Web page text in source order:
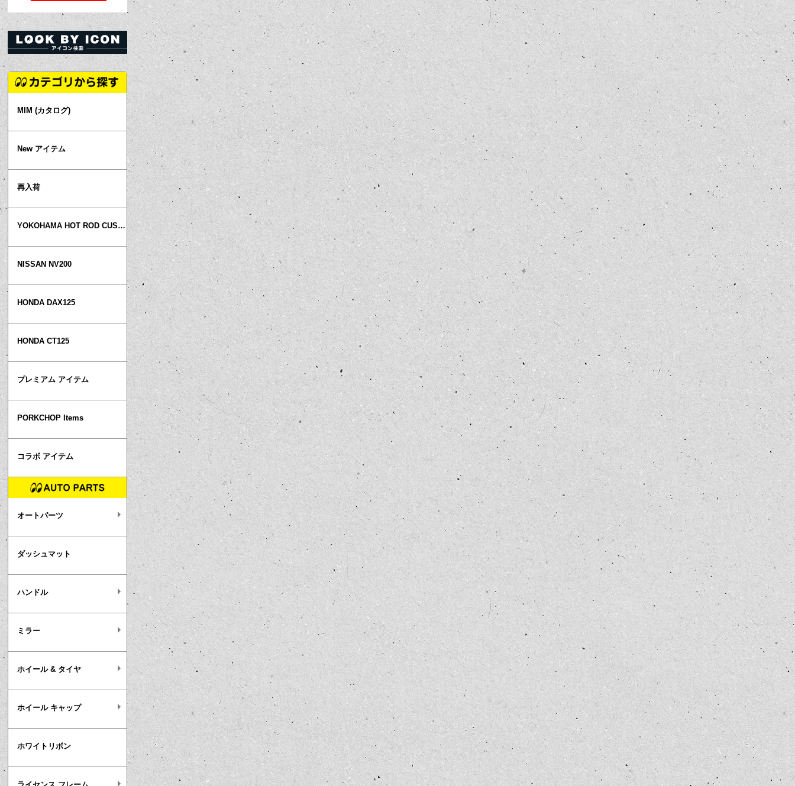
MIM (カタログ)
New アイテム
再入荷
YOKOHAMA HOT ROD CUSTOM SHOW
NISSAN NV200
HONDA DAX125
HONDA CT125
プレミアム アイテム
PORKCHOP Items
コラボ アイテム
オートパーツ
ダッシュマット
ハンドル
ミラー
ホイール & タイヤ
ホイール キャップ
ホワイトリボン